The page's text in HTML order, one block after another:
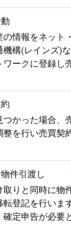
情報をネット
機構(レインズ)
ークに登録し
かった場合、
を行い売買契
件引渡し
りと同時に物
転登記を行いま
定申告が必要